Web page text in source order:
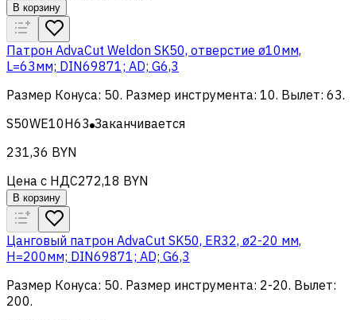
В корзину
Патрон AdvaCut Weldon SK50, отверстие ø10мм,
L=63мм; DIN69871; AD; G6,3
Размер Конуса: 50. Размер инструмента: 10. Вылет: 63.
S50WE10H63 Заканчивается
231,36 BYN
Цена с НДС272,18 BYN
В корзину
Цанговый патрон AdvaCut SK50, ER32, ø2-20 мм,
H=200мм; DIN69871; AD; G6,3
Размер Конуса: 50. Размер инструмента: 2-20. Вылет:
200.